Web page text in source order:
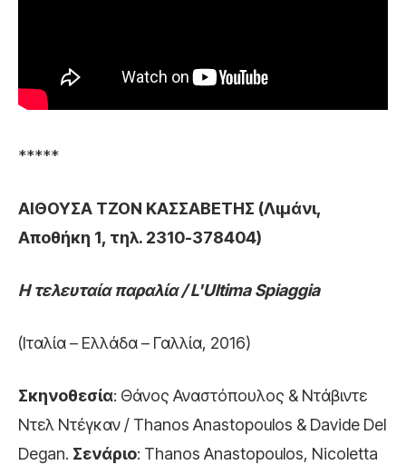
*****
ΑΙΘΟΥΣΑ ΤΖΟΝ ΚΑΣΣΑΒΕΤΗΣ (Λιμάνι,
Αποθήκη 1, τηλ. 2310-378404)
Η τελευταία παραλία / L'Ultima Spiaggia
(Ιταλία – Ελλάδα – Γαλλία, 2016)
Σκηνοθεσία: Θάνος Αναστόπουλος & Ντάβιντε
Ντελ Ντέγκαν / Thanos Anastopoulos & Davide Del
Degan. Σενάριο: Thanos Anastopoulos, Nicoletta